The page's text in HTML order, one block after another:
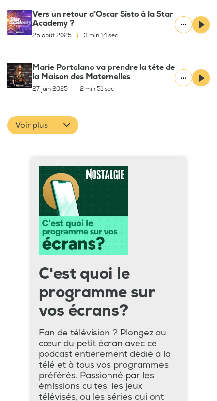
Vers un retour d’Oscar Sisto à la Star
Academy ?
25 août 2025 3 min 14 sec
Marie Portolano va prendre la tête de
la Maison des Maternelles
27 juin 2025 2 min 51 sec
Voir plus
C'est quoi le
programme sur
vos écrans?
Fan de télévision ? Plongez au
cœur du petit écran avec ce
podcast entièrement dédié à la
télé et à tous vos programmes
préférés. Passionné par les
émissions cultes, les jeux
télévisés, ou les séries qui ont